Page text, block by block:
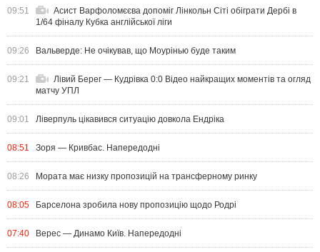
09:51
Асист Варфоломєєва допоміг Лінкольн Сіті обіграти Дербі в
1/64 фіналу Кубка англійської ліги
09:26 Вальверде: Не очікував, що Моурінью буде таким
09:21
Лівий Берег — Кудрівка 0:0 Відео найкращих моментів та огляд
матчу УПЛ
09:01 Ліверпуль цікавився ситуацію довкола Ендріка
08:51 Зоря — Кривбас. Напередодні
08:26 Мората має низку пропозицій на трансферному ринку
08:05 Барселона зробила нову пропозицію щодо Родрі
07:40 Верес — Динамо Київ. Напередодні